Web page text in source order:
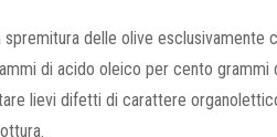
spremitura delle olive
di acido oleico per cento grammi
lievi difetti di carattere